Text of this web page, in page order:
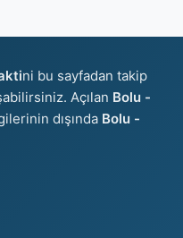
ni bu sayfadan takip
Açılan Bolu -
dışında Bolu -